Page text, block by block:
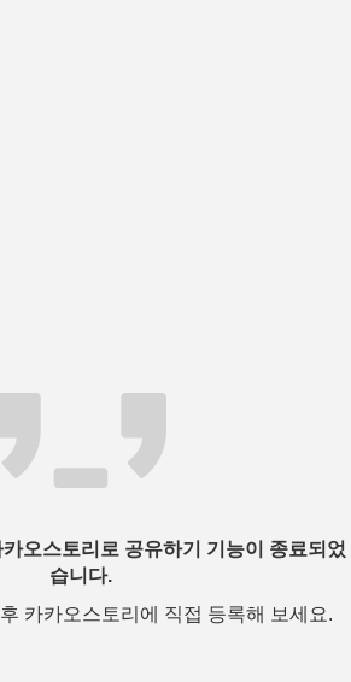
오스토리로 공유하기 기능이 종료되었
습니다.
카카오스토리에 직접 등록해 보세요.